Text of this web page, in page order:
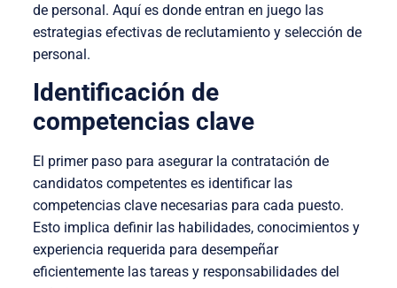
de personal. Aquí es donde entran en juego las
estrategias efectivas de reclutamiento y selección de
personal.
Identificación de
competencias clave
El primer paso para asegurar la contratación de
candidatos competentes es identificar las
competencias clave necesarias para cada puesto.
Esto implica definir las habilidades, conocimientos y
experiencia requerida para desempeñar
eficientemente las tareas y responsabilidades del